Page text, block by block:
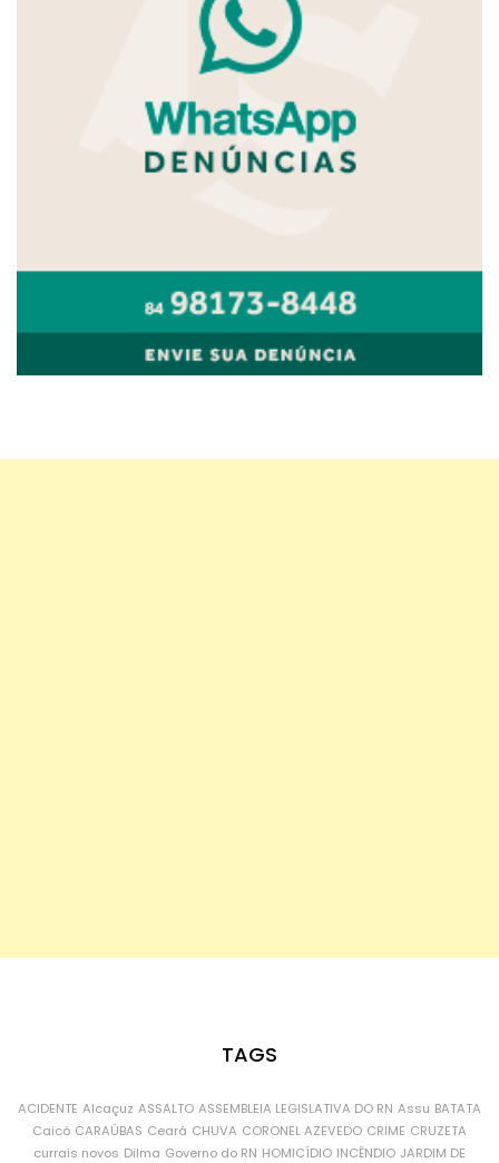
TAGS
ACIDENTE Alcaçuz ASSALTO ASSEMBLEIA LEGISLATIVA DO RN Assu BATATA
Caicó CARAÚBAS Ceará CHUVA CORONEL AZEVEDO CRIME CRUZETA
currais novos Dilma Governo do RN HOMICÍDIO INCÊNDIO JARDIM DE